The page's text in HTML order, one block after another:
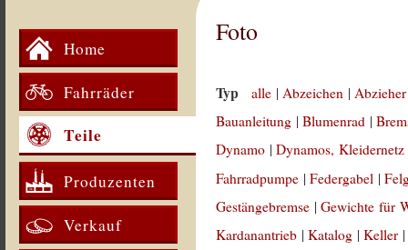
Home
Fahrräder
Teile
Produzenten
Verkauf
Foto
Typ alle |Abzeichen |
Bauanleitung |Blumenrad |
Dynamo |Dynamos, Kleidernetz
Fahrradpumpe |Federgabel |
Gestängebremse |Gewichte für
Kardanantrieb |Katalog |Keller